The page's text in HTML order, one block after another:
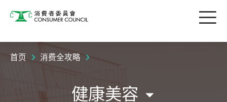
消费者委员会 目
首页 消费全攻略
健康美容